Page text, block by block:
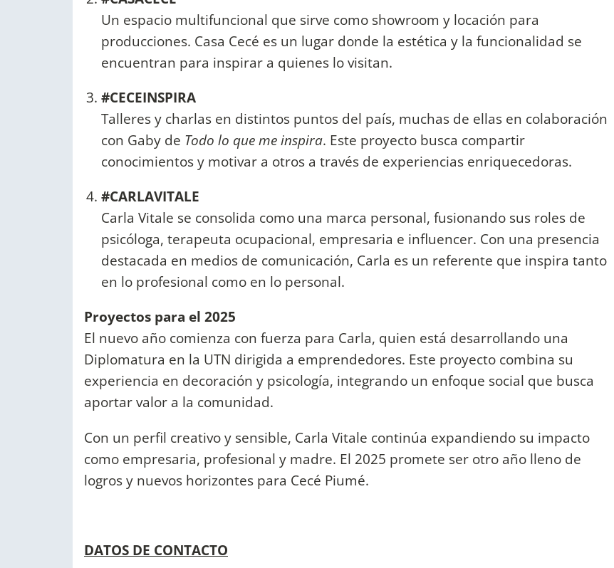
Un espacio multifuncional que sirve como showroom y locación para
producciones. Casa Cecé es un lugar donde la estética y la funcionalidad se
encuentran para inspirar a quienes lo visitan.
#CECEINSPIRA
Talleres y charlas en distintos puntos del país, muchas de ellas en colaboración
con Gaby de Todo lo que me inspira. Este proyecto busca compartir
conocimientos y motivar a otros a través de experiencias enriquecedoras.
#CARLAVITALE
Carla Vitale se consolida como una marca personal, fusionando sus roles de
psicóloga, terapeuta ocupacional, empresaria e influencer. Con una presencia
destacada en medios de comunicación, Carla es un referente que inspira tanto
en lo profesional como en lo personal.
Proyectos para el 2025
El nuevo año comienza con fuerza para Carla, quien está desarrollando una
Diplomatura en la UTN dirigida a emprendedores. Este proyecto combina su
experiencia en decoración y psicología, integrando un enfoque social que busca
aportar valor a la comunidad.
Con un perfil creativo y sensible, Carla Vitale continúa expandiendo su impacto
como empresaria, profesional y madre. El 2025 promete ser otro año lleno de
logros y nuevos horizontes para Cecé Piumé.
DATOS DE CONTACTO